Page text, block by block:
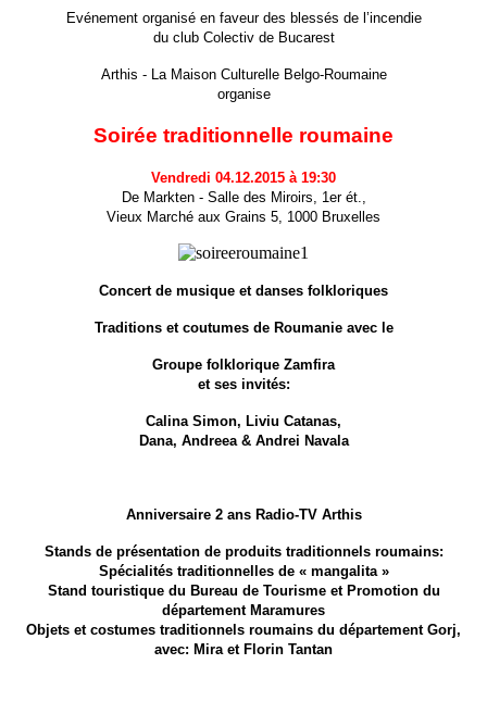
Evénement organisé en faveur des blessés de l’incendie
du club Colectiv de Bucarest
Arthis - La Maison Culturelle Belgo-Roumaine
organise
Soirée traditionnelle roumaine
Vendredi 04.12.2015 à 19:30
De Markten - Salle des Miroirs, 1er ét.,
Vieux Marché aux Grains 5, 1000 Bruxelles
Concert de musique et danses folkloriques
Traditions et coutumes de Roumanie avec le
Groupe folklorique Zamfira
et ses invités:
Calina Simon, Liviu Catanas,
Dana, Andreea & Andrei Navala
Anniversaire 2 ans Radio-TV Arthis
Stands de présentation de produits traditionnels roumains:
Spécialités traditionnelles de « mangalita »
Stand touristique du Bureau de Tourisme et Promotion du
département Maramures
Objets et costumes traditionnels roumains du département Gorj,
avec: Mira et Florin Tantan